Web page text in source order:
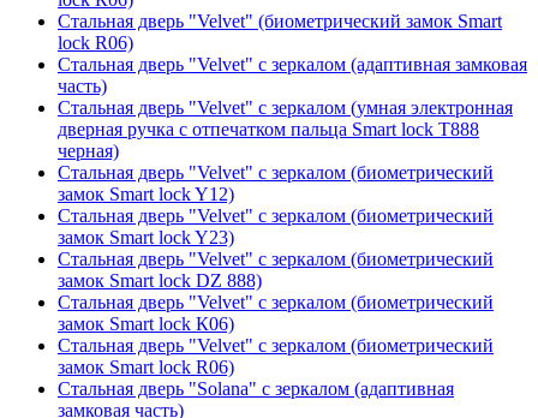
Стальная дверь "Velvet" (биометрический замок Smart
lock R06)
Стальная дверь "Velvet" с зеркалом (адаптивная замковая
часть)
Стальная дверь "Velvet" с зеркалом (умная электронная
дверная ручка с отпечатком пальца Smart lock T888
черная)
Стальная дверь "Velvet" с зеркалом (биометрический
замок Smart lock Y12)
Стальная дверь "Velvet" с зеркалом (биометрический
замок Smart lock Y23)
Стальная дверь "Velvet" с зеркалом (биометрический
замок Smart lock DZ 888)
Стальная дверь "Velvet" с зеркалом (биометрический
замок Smart lock К06)
Стальная дверь "Velvet" с зеркалом (биометрический
замок Smart lock R06)
Стальная дверь "Solana" с зеркалом (адаптивная
замковая часть)